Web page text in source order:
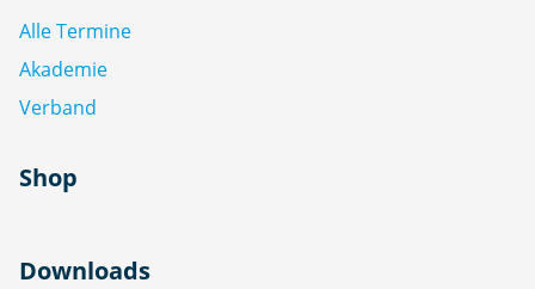
Alle Termine
Akademie
Verband
Shop
Downloads